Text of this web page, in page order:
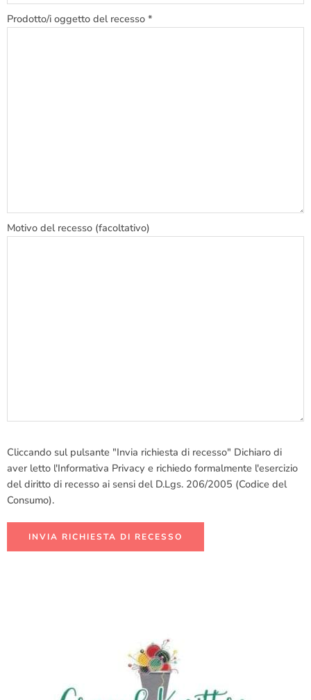
Prodotto/i oggetto del recesso *
Motivo del recesso (facoltativo)
Cliccando sul pulsante "Invia richiesta di recesso" Dichiaro di
aver letto l'Informativa Privacy e richiedo formalmente l'esercizio
del diritto di recesso ai sensi del D.Lgs. 206/2005 (Codice del
Consumo).